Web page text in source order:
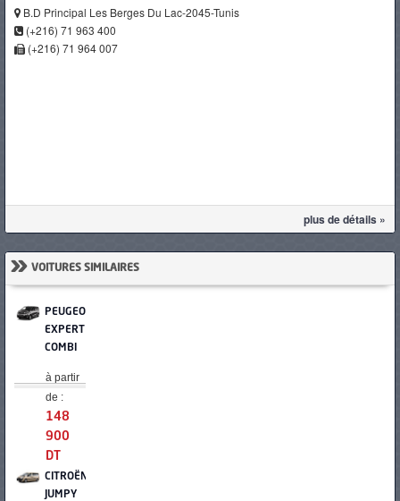
B.D Principal Les Berges Du Lac-2045-Tunis
(+216) 71 963 400
(+216) 71 964 007
plus de détails »
» VOITURES SIMILAIRES
PEUGEOT
EXPERT
COMBI
à partir
de :
148
900
DT
CITROËN
JUMPY